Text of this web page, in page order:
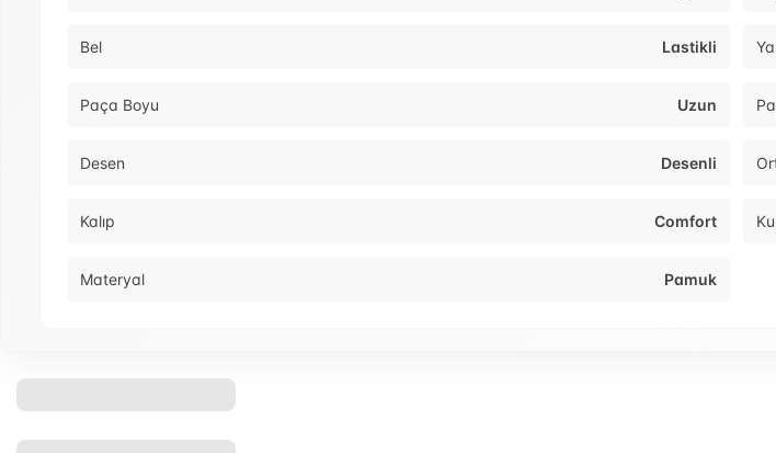
Bel Lastikli
Paça Boyu Uzun
Desen Desenli
Kalıp Comfort
Materyal Pamuk